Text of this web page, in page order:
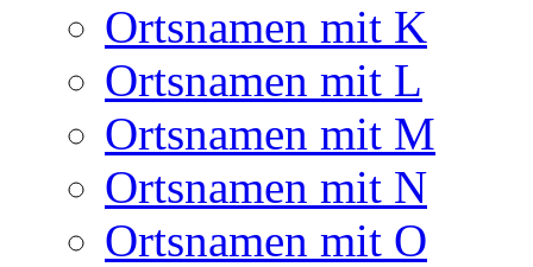
Ortsnamen mit K
Ortsnamen mit L
Ortsnamen mit M
Ortsnamen mit N
Ortsnamen mit O